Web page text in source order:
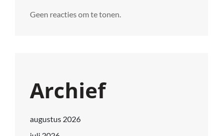
Geen reacties om te tonen.
Archief
augustus 2026